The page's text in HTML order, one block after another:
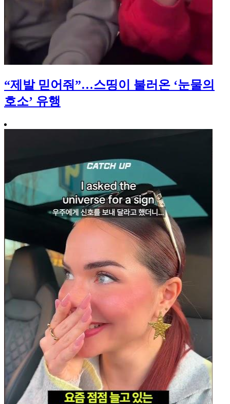
“제발 믿어줘”…스띵이 불러온 ‘눈물의
호소’ 유행